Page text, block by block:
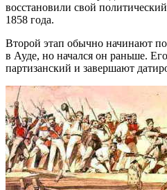
восстановили свой
1858 года.
Второй этап обычно начинают
в Ауде, но начался он раньше.
партизанский и завершают